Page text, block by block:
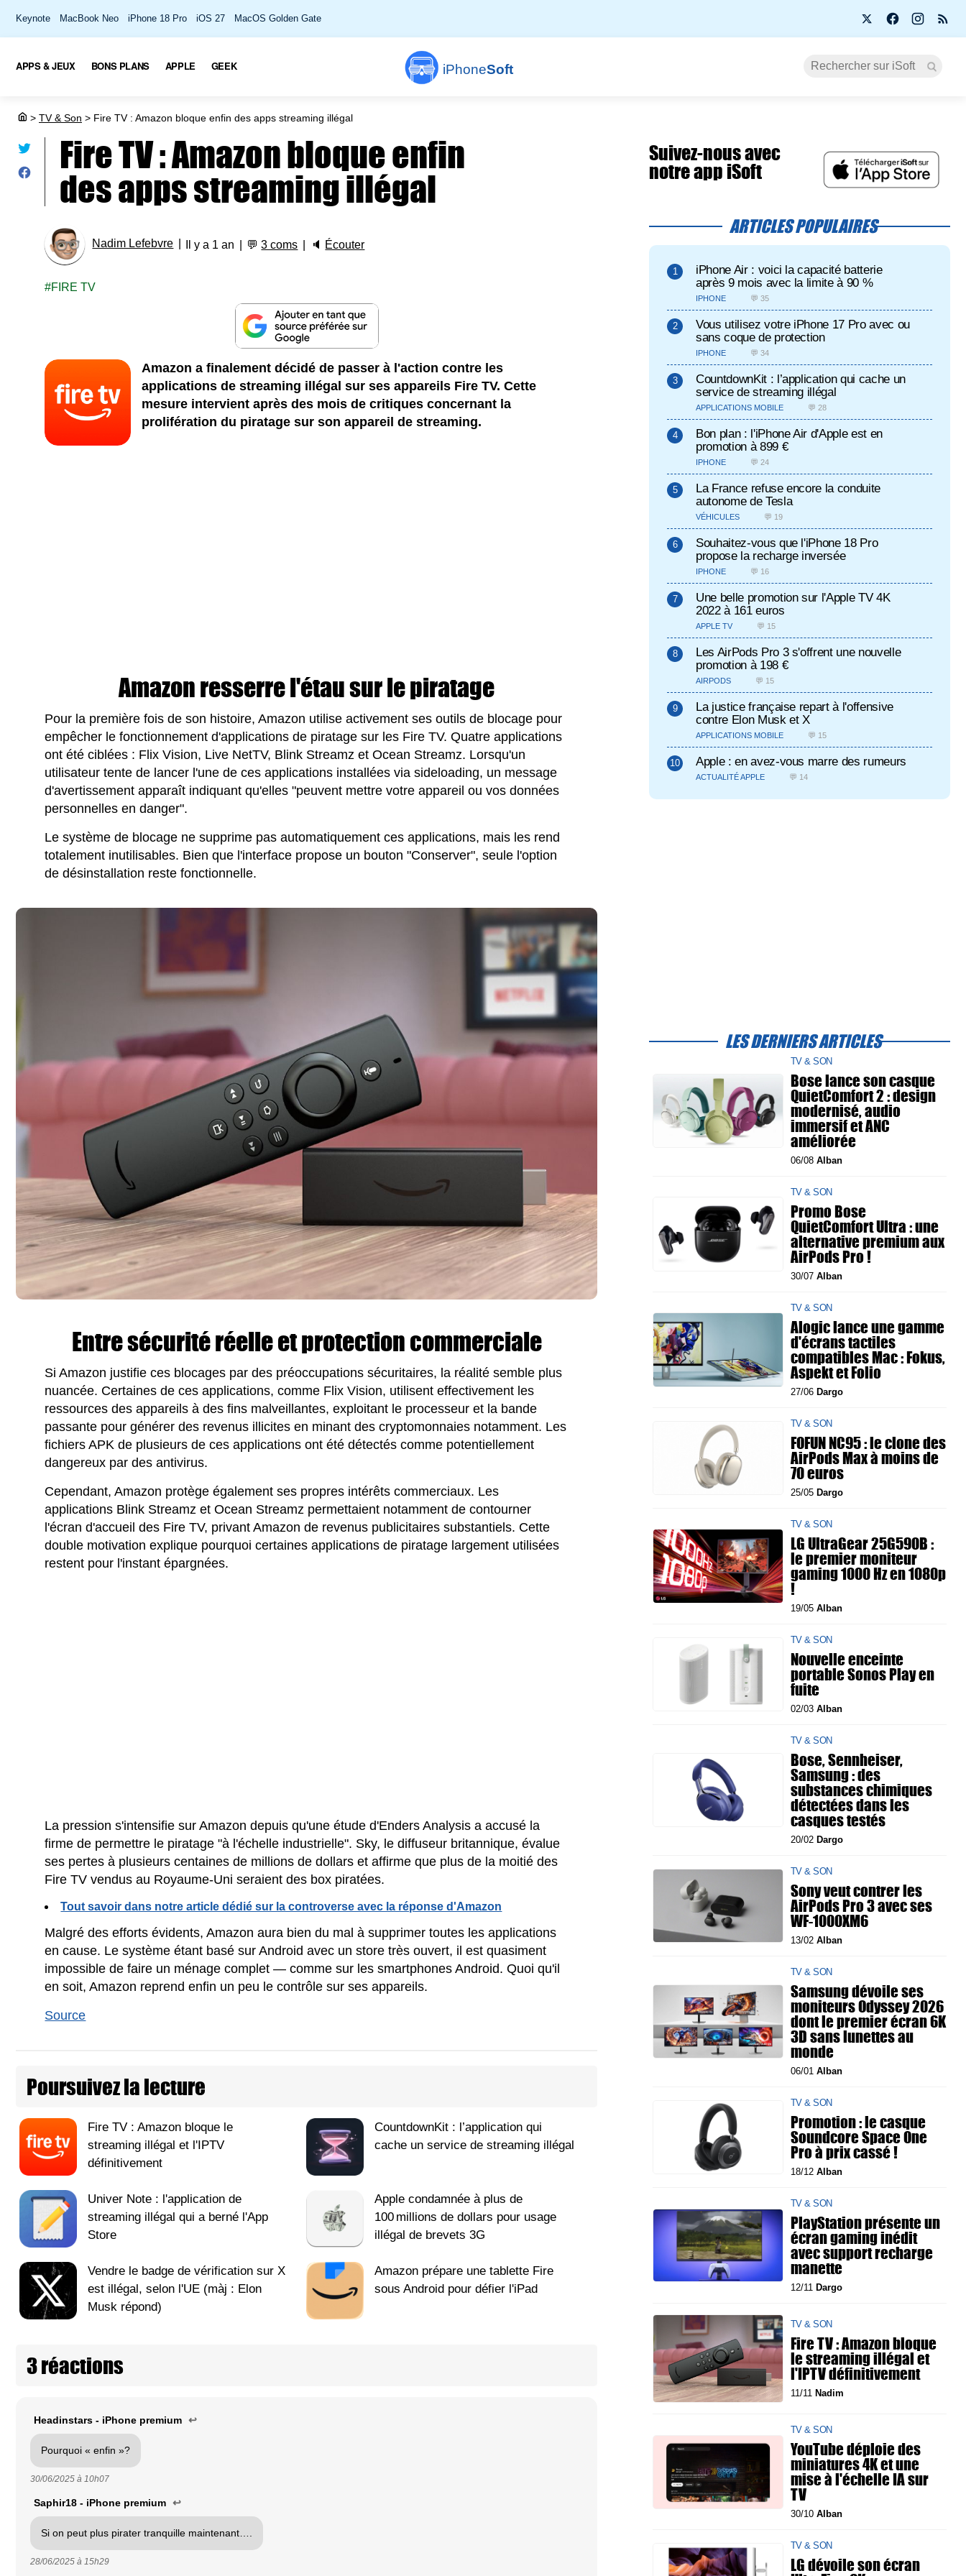
Keynote MacBook Neo iPhone 18 Pro iOS 27 MacOS Golden Gate
iPhoneSoft
APPS & JEUX BONS PLANS APPLE GEEK
> TV & Son > Fire TV : Amazon bloque enfin des apps streaming illégal
Fire TV : Amazon bloque enfin
des apps streaming illégal
Nadim Lefebvre Il y a 1 an 💬3 coms 🔈 Écouter
FIRE TV
Amazon a finalement décidé de passer à l'action contre les
applications de streaming illégal sur ses appareils Fire TV. Cette
mesure intervient après des mois de critiques concernant la
prolifération du piratage sur son appareil de streaming.
Amazon resserre l'étau sur le piratage
Pour la première fois de son histoire, Amazon utilise activement ses outils de blocage pour
empêcher le fonctionnement d'applications de piratage sur les Fire TV. Quatre applications
ont été ciblées : Flix Vision, Live NetTV, Blink Streamz et Ocean Streamz. Lorsqu'un
utilisateur tente de lancer l'une de ces applications installées via sideloading, un message
d'avertissement apparaît indiquant qu'elles "peuvent mettre votre appareil ou vos données
personnelles en danger".
Le système de blocage ne supprime pas automatiquement ces applications, mais les rend
totalement inutilisables. Bien que l'interface propose un bouton "Conserver", seule l'option
de désinstallation reste fonctionnelle.
Entre sécurité réelle et protection commerciale
Si Amazon justifie ces blocages par des préoccupations sécuritaires, la réalité semble plus
nuancée. Certaines de ces applications, comme Flix Vision, utilisent effectivement les
ressources des appareils à des fins malveillantes, exploitant le processeur et la bande
passante pour générer des revenus illicites en minant des cryptomonnaies notamment. Les
fichiers APK de plusieurs de ces applications ont été détectés comme potentiellement
dangereux par des antivirus.
Cependant, Amazon protège également ses propres intérêts commerciaux. Les
applications Blink Streamz et Ocean Streamz permettaient notamment de contourner
l'écran d'accueil des Fire TV, privant Amazon de revenus publicitaires substantiels. Cette
double motivation explique pourquoi certaines applications de piratage largement utilisées
restent pour l'instant épargnées.
La pression s'intensifie sur Amazon depuis qu'une étude d'Enders Analysis a accusé la
firme de permettre le piratage "à l'échelle industrielle". Sky, le diffuseur britannique, évalue
ses pertes à plusieurs centaines de millions de dollars et affirme que plus de la moitié des
Fire TV vendus au Royaume-Uni seraient des box piratées.
Tout savoir dans notre article dédié sur la controverse avec la réponse d'Amazon
Malgré des efforts évidents, Amazon aura bien du mal à supprimer toutes les applications
en cause. Le système étant basé sur Android avec un store très ouvert, il est quasiment
impossible de faire un ménage complet — comme sur les smartphones Android. Quoi qu'il
en soit, Amazon reprend enfin un peu le contrôle sur ses appareils.
Source
Poursuivez la lecture
Fire TV : Amazon bloque le
streaming illégal et l'IPTV
définitivement
CountdownKit : l’application qui
cache un service de streaming illégal
Univer Note : l'application de
streaming illégal qui a berné l'App
Store
Apple condamnée à plus de
100 millions de dollars pour usage
illégal de brevets 3G
Vendre le badge de vérification sur X
est illégal, selon l'UE (màj : Elon
Musk répond)
Amazon prépare une tablette Fire
sous Android pour défier l'iPad
3 réactions
Headinstars - iPhone premium ↩
Pourquoi « enfin »?
30/06/2025 à 10h07
Saphir18 - iPhone premium ↩
Si on peut plus pirater tranquille maintenant….
28/06/2025 à 15h29
Suivez-nous avec
notre app iSoft
ARTICLES POPULAIRES
iPhone Air : voici la capacité batterie
après 9 mois avec la limite à 90 %
IPHONE 💬 35
Vous utilisez votre iPhone 17 Pro avec ou
sans coque de protection
IPHONE 💬 34
CountdownKit : l’application qui cache un
service de streaming illégal
APPLICATIONS MOBILE 💬 28
Bon plan : l'iPhone Air d'Apple est en
promotion à 899 €
IPHONE 💬 24
La France refuse encore la conduite
autonome de Tesla
VÉHICULES 💬 19
Souhaitez-vous que l'iPhone 18 Pro
propose la recharge inversée
IPHONE 💬 16
Une belle promotion sur l'Apple TV 4K
2022 à 161 euros
APPLE TV 💬 15
Les AirPods Pro 3 s'offrent une nouvelle
promotion à 198 €
AIRPODS 💬 15
La justice française repart à l'offensive
contre Elon Musk et X
APPLICATIONS MOBILE 💬 15
Apple : en avez-vous marre des rumeurs
ACTUALITÉ APPLE 💬 14
LES DERNIERS ARTICLES
TV & SON
Bose lance son casque
QuietComfort 2 : design
modernisé, audio
immersif et ANC
améliorée
06/08 Alban
TV & SON
Promo Bose
QuietComfort Ultra : une
alternative premium aux
AirPods Pro !
30/07 Alban
TV & SON
Alogic lance une gamme
d'écrans tactiles
compatibles Mac : Fokus,
Aspekt et Folio
27/06 Dargo
TV & SON
FOFUN NC95 : le clone des
AirPods Max à moins de
70 euros
25/05 Dargo
TV & SON
LG UltraGear 25G590B :
le premier moniteur
gaming 1000 Hz en 1080p
!
19/05 Alban
TV & SON
Nouvelle enceinte
portable Sonos Play en
fuite
02/03 Alban
TV & SON
Bose, Sennheiser,
Samsung : des
substances chimiques
détectées dans les
casques testés
20/02 Dargo
TV & SON
Sony veut contrer les
AirPods Pro 3 avec ses
WF-1000XM6
13/02 Alban
TV & SON
Samsung dévoile ses
moniteurs Odyssey 2026
dont le premier écran 6K
3D sans lunettes au
monde
06/01 Alban
TV & SON
Promotion : le casque
Soundcore Space One
Pro à prix cassé !
18/12 Alban
TV & SON
PlayStation présente un
écran gaming inédit
avec support recharge
manette
12/11 Dargo
TV & SON
Fire TV : Amazon bloque
le streaming illégal et
l'IPTV définitivement
11/11 Nadim
TV & SON
YouTube déploie des
miniatures 4K et une
mise à l'échelle IA sur
TV
30/10 Alban
TV & SON
LG dévoile son écran